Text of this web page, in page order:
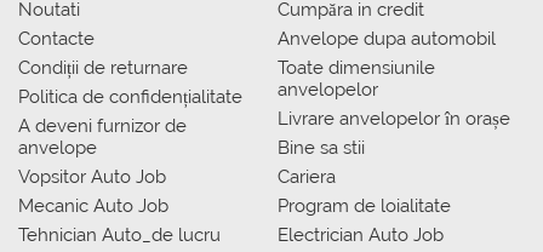
Noutati
Contacte
Condiții de returnare
Politica de confidențialitate
A deveni furnizor de
anvelope
Vopsitor Auto Job
Mecanic Auto Job
Tehnician Auto_de lucru
Сumpăra in credit
Anvelope dupa automobil
Toate dimensiunile
anvelopelor
Livrare anvelopelor în orașe
Bine sa stii
Cariera
Program de loialitate
Electrician Auto Job